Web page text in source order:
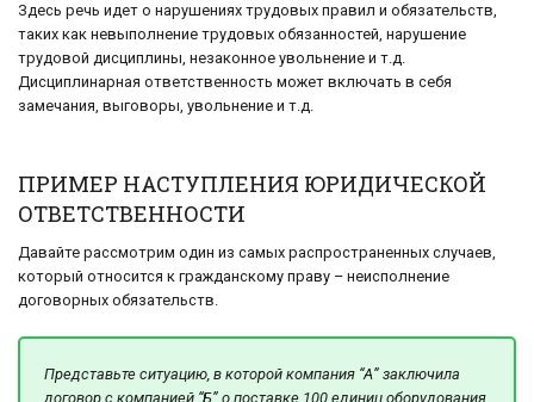
Здесь речь идет о нарушениях трудовых правил и обязательств,
таких как невыполнение трудовых обязанностей, нарушение
трудовой дисциплины, незаконное увольнение и т.д.
Дисциплинарная ответственность может включать в себя
замечания, выговоры, увольнение и т.д.
ПРИМЕР НАСТУПЛЕНИЯ ЮРИДИЧЕСКОЙ
ОТВЕТСТВЕННОСТИ
Давайте рассмотрим один из самых распространенных случаев,
который относится к гражданскому праву – неисполнение
договорных обязательств.
Представьте ситуацию, в которой компания “А” заключила
договор с компанией “Б” о поставке 100 единиц оборудования